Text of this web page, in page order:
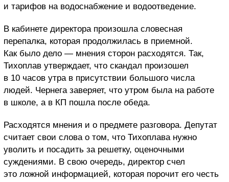
и тарифов на водоснабжение и водоотведение.
В кабинете директора произошла словесная
перепалка, которая продолжилась в приемной.
Как было дело — мнения сторон расходятся. Так,
Тихоплав утверждает, что скандал произошел
в 10 часов утра в присутствии большого числа
людей. Чернега заверяет, что утром была на работе
в школе, а в КП пошла после обеда.
Расходятся мнения и о предмете разговора. Депутат
считает свои слова о том, что Тихоплава нужно
уволить и посадить за решетку, оценочными
суждениями. В свою очередь, директор счел
это ложной информацией, которая порочит его честь